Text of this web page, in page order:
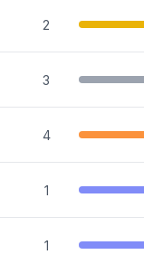
2
3
4
1
1